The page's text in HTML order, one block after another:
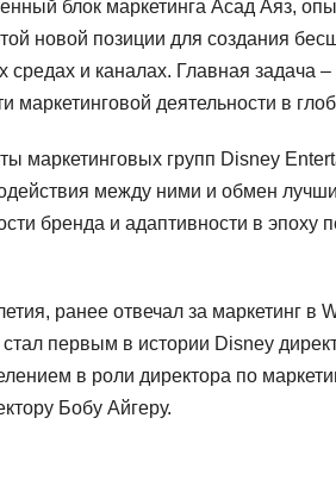
блок маркетинга Асад Аяз,
новой позиции для создания
средах и каналах. Главная задача
маркетинговой деятельности в
маркетинговых групп Disney
между ними и обмен
бренда и адаптивности в эпоху
ранее отвечал за маркетинг в
первым в истории Disney
в роли директора по
Бобу Айгеру.